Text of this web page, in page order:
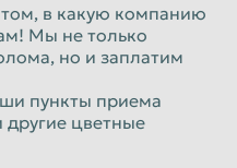
в какую компанию
Мы не только
но и заплатим
пункты приема
другие цветные